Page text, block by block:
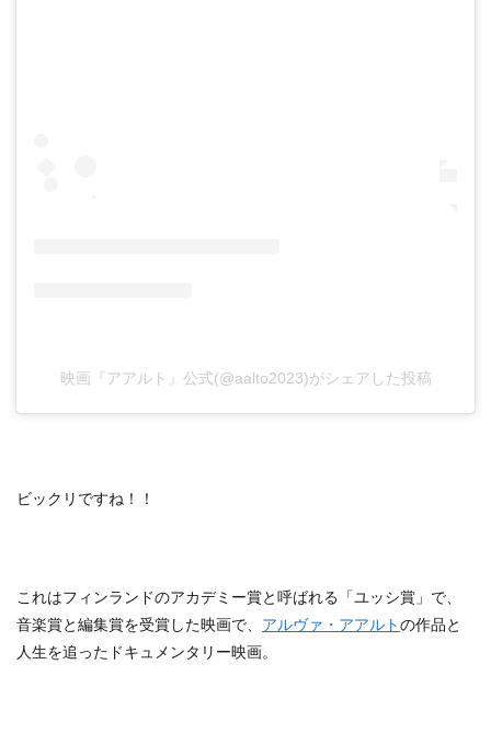
映画『アアルト』公式(@aalto2023)がシェアした投稿
ビックリですね！！
これはフィンランドのアカデミー賞と呼ばれる「ユッシ賞」で、
音楽賞と編集賞を受賞した映画で、 アルヴァ・アアルトの作品と
人生を追ったドキュメンタリー映画。